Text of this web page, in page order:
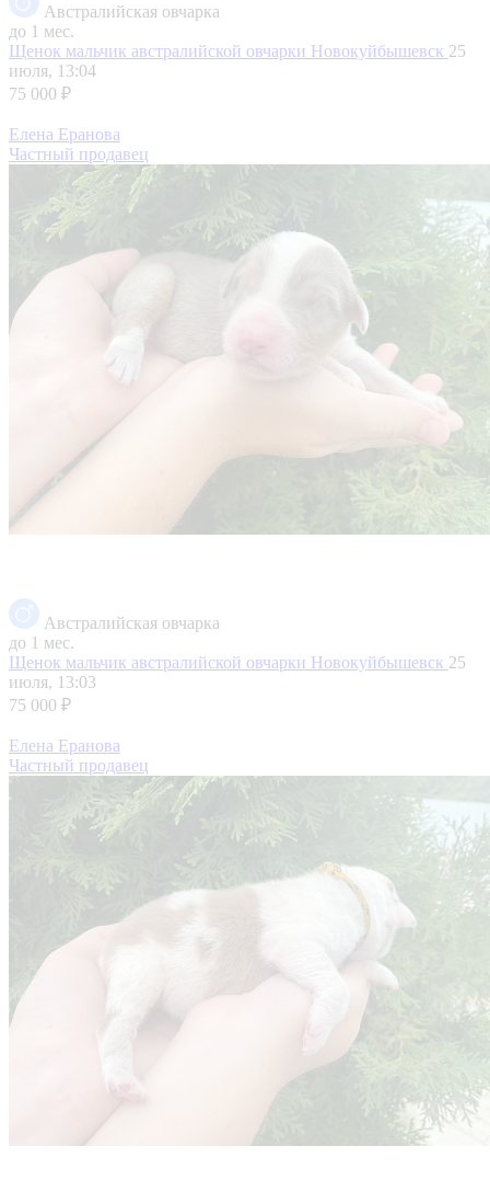
Австралийская овчарка
до 1 мес.
Щенок мальчик австралийской овчарки Новокуйбышевск 25
июля, 13:04
75 000 ₽
Елена Еранова
Частный продавец
Австралийская овчарка
до 1 мес.
Щенок мальчик австралийской овчарки Новокуйбышевск 25
июля, 13:03
75 000 ₽
Елена Еранова
Частный продавец